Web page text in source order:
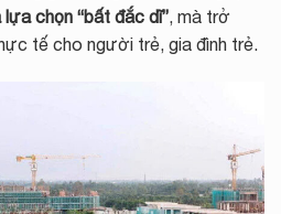
chọn “bất đắc dĩ”, mà trở
tế cho người trẻ, gia đình trẻ.